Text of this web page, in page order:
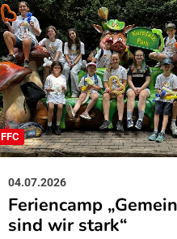
FFC
04.07.2026
Feriencamp
sind wir stark“